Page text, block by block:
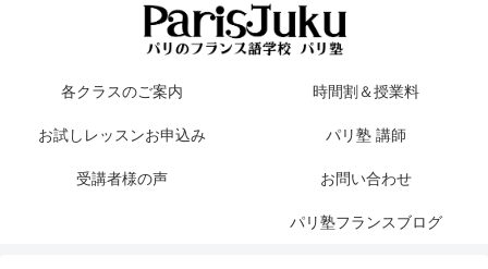
各クラスのご案内 時間割＆授業料
お試しレッスンお申込み パリ塾 講師
受講者様の声 お問い合わせ
パリ塾フランスブログ